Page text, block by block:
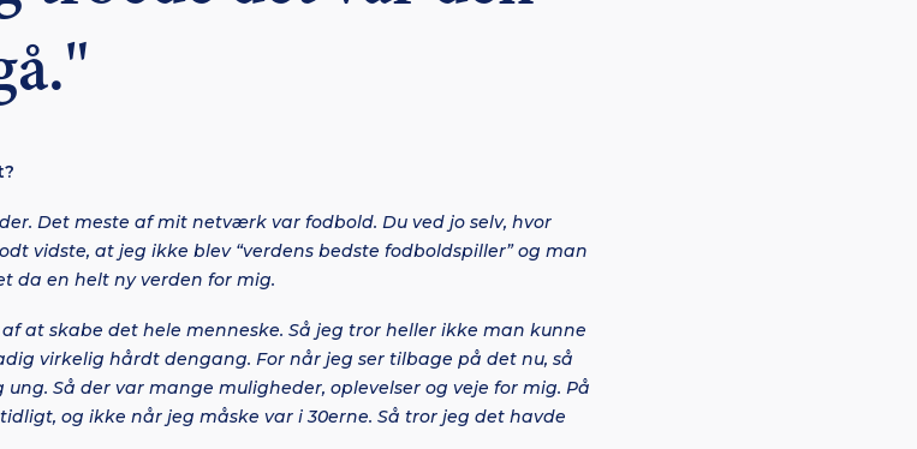
Det meste af mit netværk var fodbold. Du ved jo selv, hvor
vidste, at jeg ikke blev “verdens bedste fodboldspiller” og man
da en helt ny verden for mig.
at skabe det hele menneske. Så jeg tror heller ikke man kunne
virkelig hårdt dengang. For når jeg ser tilbage på det nu, så
Så der var mange muligheder, oplevelser og veje for mig. På
og ikke når jeg måske var i 30erne. Så tror jeg det havde